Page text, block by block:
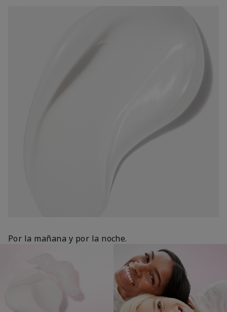
Por la mañana y por la noche.